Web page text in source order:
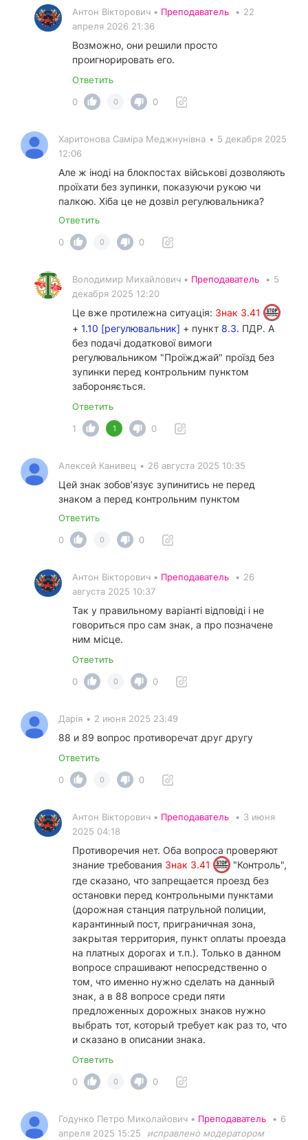
Антон Вікторович • Преподаватель • 22
апреля 2026 21:36
Возможно, они решили просто
проигнорировать его.
Ответить
0
0 0
Харитонова Саміра Меджнунівна • 5 декабря 2025
12:06
Але ж іноді на блокпостах військові дозволяють
проїхати без зупинки, показуючи рукою чи
палкою. Хіба це не дозвіл регулювальника?
Ответить
0
0 0
Володимир Михайлович • Преподаватель • 5
декабря 2025 12:20
Це вже протилежна ситуація: Знак 3.41
+ 1.10 [регулювальник] + пункт 8.3. ПДР. А
без подачі додаткової вимоги
регулювальником "Проїжджай" проїзд без
зупинки перед контрольним пунктом
забороняється.
Ответить
1
1 0
Алексей Канивец • 26 августа 2025 10:35
Цей знак зобовʼязує зупинитись не перед
знаком а перед контрольним пунктом
Ответить
0
0 0
Антон Вікторович • Преподаватель • 26
августа 2025 10:37
Так у правильному варіанті відповіді і не
говориться про сам знак, а про позначене
ним місце.
Ответить
0
0 0
Дарiя • 2 июня 2025 23:49
88 и 89 вопрос противоречат друг другу
Ответить
0
0 0
Антон Вікторович • Преподаватель • 3 июня
2025 04:18
Противоречия нет. Оба вопроса проверяют
знание требования Знак 3.41
"Контроль",
где сказано, что запрещается проезд без
остановки перед контрольными пунктами
(дорожная станция патрульной полиции,
карантинный пост, приграничная зона,
закрытая территория, пункт оплаты проезда
на платных дорогах и т.п.). Только в данном
вопросе спрашивают непосредственно о
том, что именно нужно сделать на данный
знак, а в 88 вопросе среди пяти
предложенных дорожных знаков нужно
выбрать тот, который требует как раз то, что
и сказано в описании знака.
Ответить
0
0 0
Годунко Петро Миколайович • Преподаватель • 6
апреля 2025 15:25
исправлено модератором